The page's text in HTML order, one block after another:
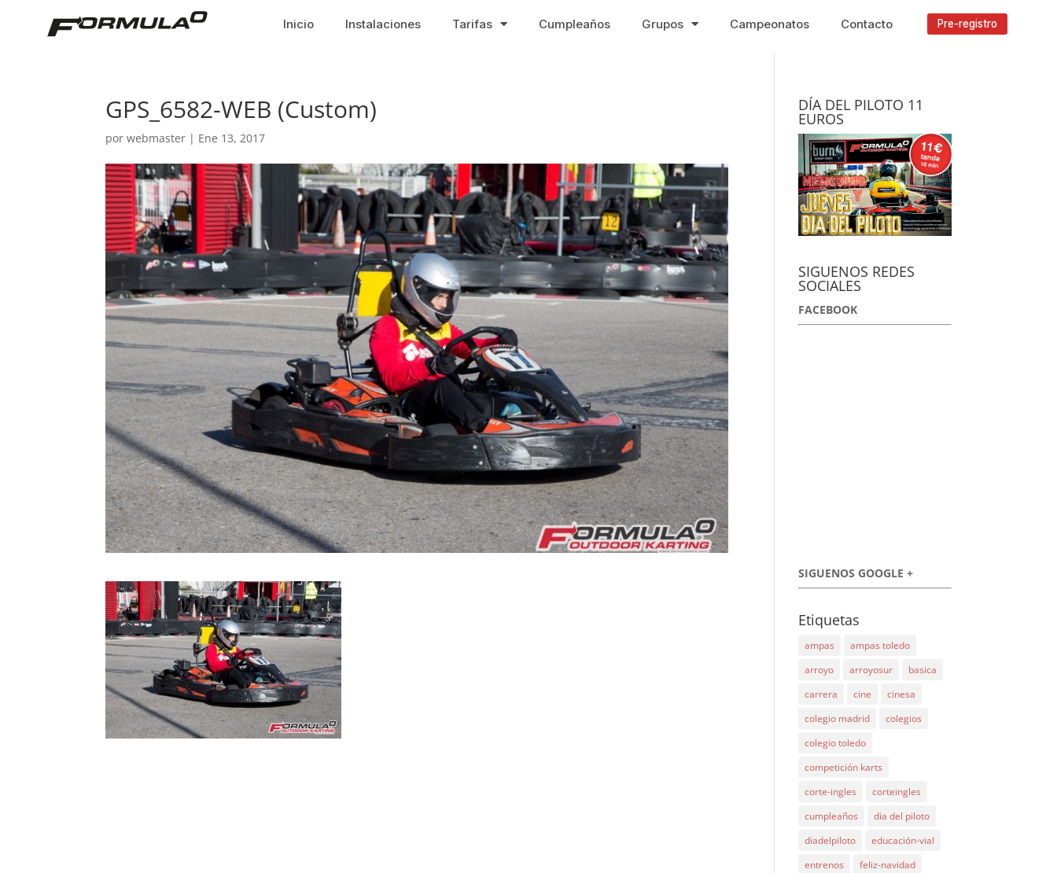
Inicio Instalaciones Tarifas Cumpleaños Grupos Campeonatos Contacto Pre-registro
GPS_6582-WEB (Custom)
porwebmaster | Ene 13, 2017
DÍA DEL PILOTO 11
EUROS
SIGUENOS REDES
SOCIALES
FACEBOOK
SIGUENOS GOOGLE +
Etiquetas
ampas
ampas toledo
arroyo
arroyosur
basica
carrera
cine
cinesa
colegio madrid
colegios
colegio toledo
competición karts
corte-ingles
corteingles
cumpleaños
dia del piloto
diadelpiloto
educación-vial
entrenos
feliz-navidad